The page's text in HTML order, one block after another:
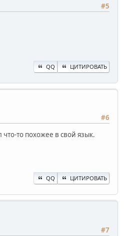
#5
QQ ЦИТИРОВАТЬ
#6
то похожее в свой язык.
QQ ЦИТИРОВАТЬ
#7